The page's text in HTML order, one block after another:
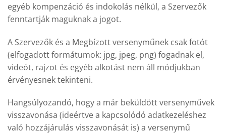
egyéb kompenzáció és indokolás nélkül, a Szervezők
fenntartják maguknak a jogot.
A Szervezők és a Megbízott versenyműnek csak fotót
(elfogadott formátumok: jpg, jpeg, png) fogadnak el,
videót, rajzot és egyéb alkotást nem áll módjukban
érvényesnek tekinteni.
Hangsúlyozandó, hogy a már beküldött versenyművek
visszavonása (ideértve a kapcsolódó adatkezeléshez
való hozzájárulás visszavonását is) a versenymű